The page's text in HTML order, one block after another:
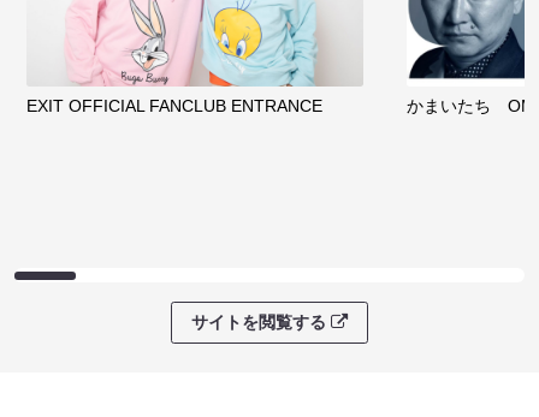
EXIT OFFICIAL FANCLUB ENTRANCE かまいたち
サイトを閲覧する